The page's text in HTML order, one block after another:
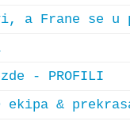
a Frane se u
- PROFILI
ekipa &